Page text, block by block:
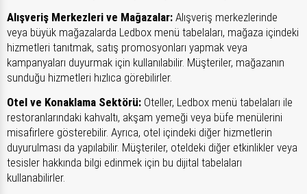
Alışveriş Merkezleri ve Mağazalar: Alışveriş merkezlerinde
veya büyük mağazalarda Ledbox menü tabelaları, mağaza içindeki
hizmetleri tanıtmak, satış promosyonları yapmak veya
kampanyaları duyurmak için kullanılabilir. Müşteriler, mağazanın
sunduğu hizmetleri hızlıca görebilirler.
Otel ve Konaklama Sektörü: Oteller, Ledbox menü tabelaları ile
restoranlarındaki kahvaltı, akşam yemeği veya büfe menülerini
misafirlere gösterebilir. Ayrıca, otel içindeki diğer hizmetlerin
duyurulması da yapılabilir. Müşteriler, oteldeki diğer etkinlikler veya
tesisler hakkında bilgi edinmek için bu dijital tabelaları
kullanabilirler.